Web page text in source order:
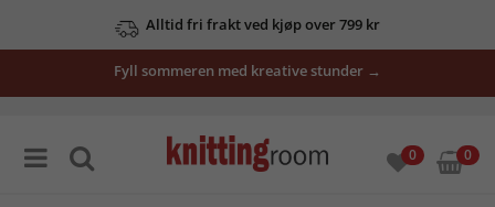
Alltid fri frakt ved kjøp over 799 kr
Fyll sommeren med kreative stunder →
0 0